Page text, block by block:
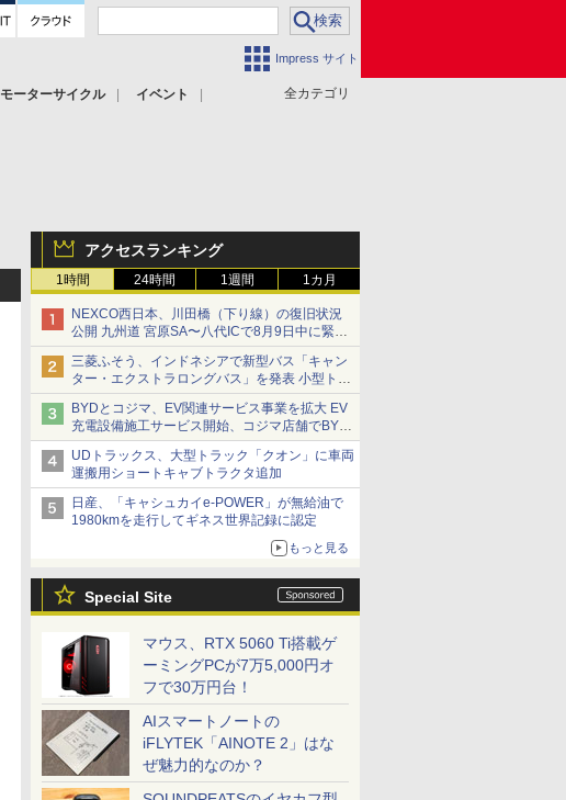
Impress サイト
全カテゴリ
モーターサイクル
イベント
アクセスランキング
1時間 24時間 1週間 1カ月
NEXCO西日本、川田橋（下り線）の復旧状況
公開 九州道 宮原SA〜八代ICで8月9日中に緊急
車両を通行可能に
三菱ふそう、インドネシアで新型バス「キャン
ター・エクストラロングバス」を発表 小型トラ
ックベースの観光・旅客輸送向けバス
BYDとコジマ、EV関連サービス事業を拡大 EV
充電設備施工サービス開始、コジマ店舗でBYD
車の展示・試乗イベントを強化
UDトラックス、大型トラック「クオン」に車両
運搬用ショートキャブトラクタ追加
日産、「キャシュカイe-POWER」が無給油で
1980kmを走行してギネス世界記録に認定
もっと見る
Special Site
マウス、RTX 5060 Ti搭載ゲ
ーミングPCが7万5,000円オ
フで30万円台！
AIスマートノートの
iFLYTEK「AINOTE 2」はな
ぜ魅力的なのか？